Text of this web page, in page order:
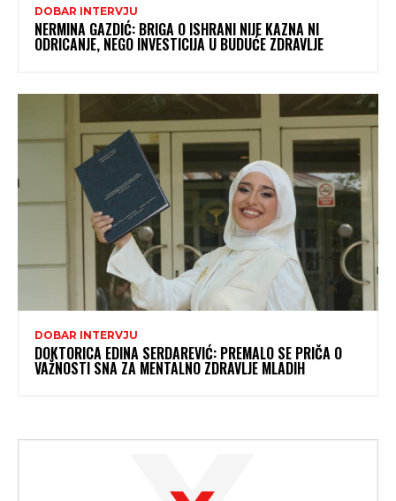
DOBAR INTERVJU
NERMINA GAZDIĆ: BRIGA O ISHRANI NIJE KAZNA NI
ODRICANJE, NEGO INVESTICIJA U BUDUĆE ZDRAVLJE
DOBAR INTERVJU
DOKTORICA EDINA SERDAREVIĆ: PREMALO SE PRIČA O
VAŽNOSTI SNA ZA MENTALNO ZDRAVLJE MLADIH